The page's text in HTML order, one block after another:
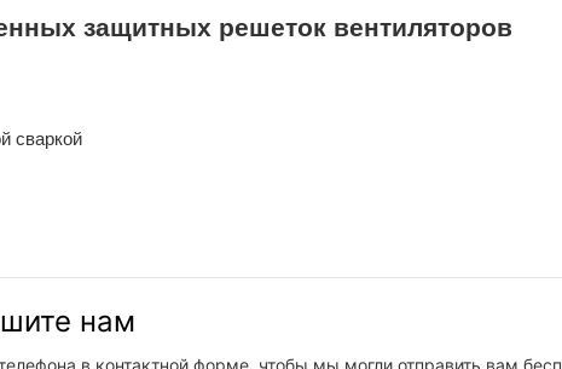
защитных решеток вентиляторов
сваркой
нам